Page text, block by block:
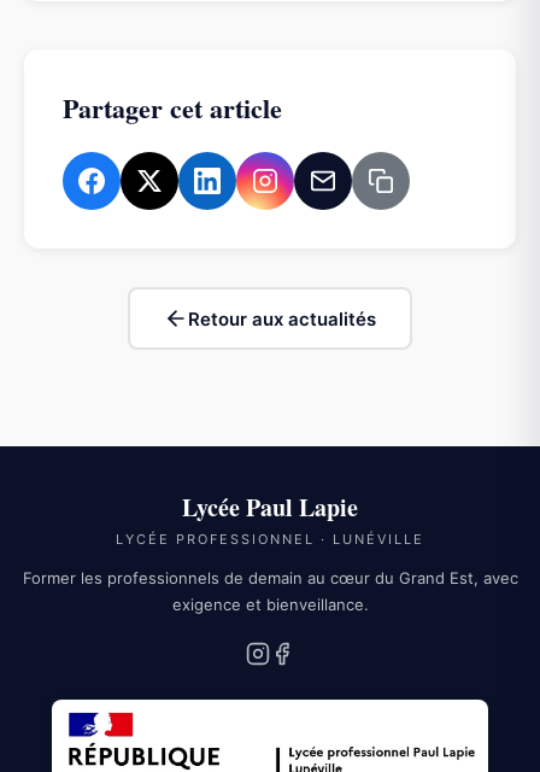
Partager cet article
Retour aux actualités
Lycée Paul Lapie
LYCÉE PROFESSIONNEL · LUNÉVILLE
Former les professionnels de demain au cœur du Grand Est, avec
exigence et bienveillance.
Instagram